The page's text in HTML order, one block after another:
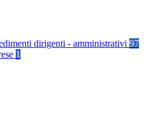
dirigenti - amministrativi 97
1